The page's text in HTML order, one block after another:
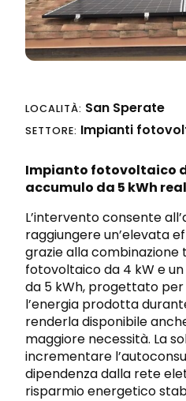
Progettazione
Sicurezza sul lavoro e
Richiedi preventivo
LOCALITÀ: San Sperate
SETTORE: Impianti
Impianto fotovoltaico
accumulo da 5 kWh
L’intervento consente
raggiungere un’elevata
grazie alla combinazione
fotovoltaico da 4 kW e
da 5 kWh, progettato
l’energia prodotta
renderla disponibile
maggiore necessità. La
incrementare
dipendenza dalla rete
risparmio energetico